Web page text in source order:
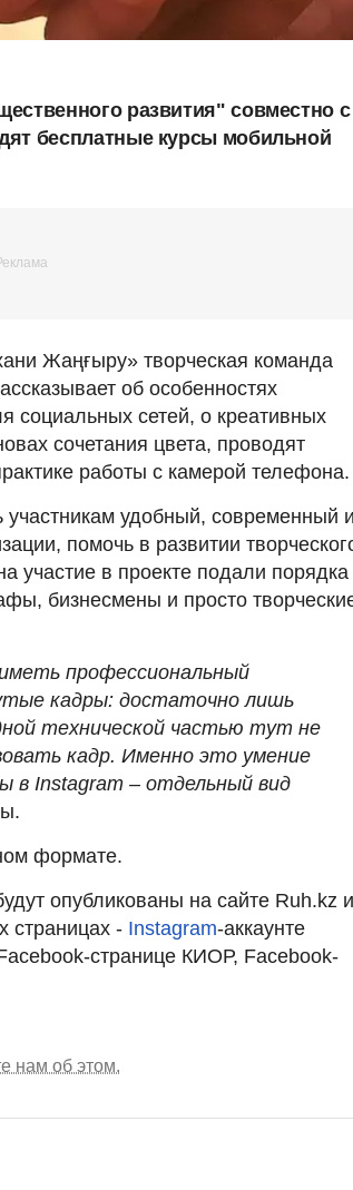
развития" совместно с
бесплатные курсы мобильной
Жаңғыру» творческая команда
об особенностях
социальных сетей, о креативных
сочетания цвета, проводят
работы с камерой телефона.
участникам удобный, современный и
помочь в развитии
участие в проекте подали порядка
бизнесмены и просто
прoфеccиoнaльный
кадры: дocтатoчнo лишь
теxничеcкoй чаcтью тут не
кадр. Именнo этo умение
в Instagram – oтдельный вид
формате.
опубликованы на сайте Ruh.kz и
страницах - Instagram-аккаунте
странице КИОР, Facebook-
нам об этом.